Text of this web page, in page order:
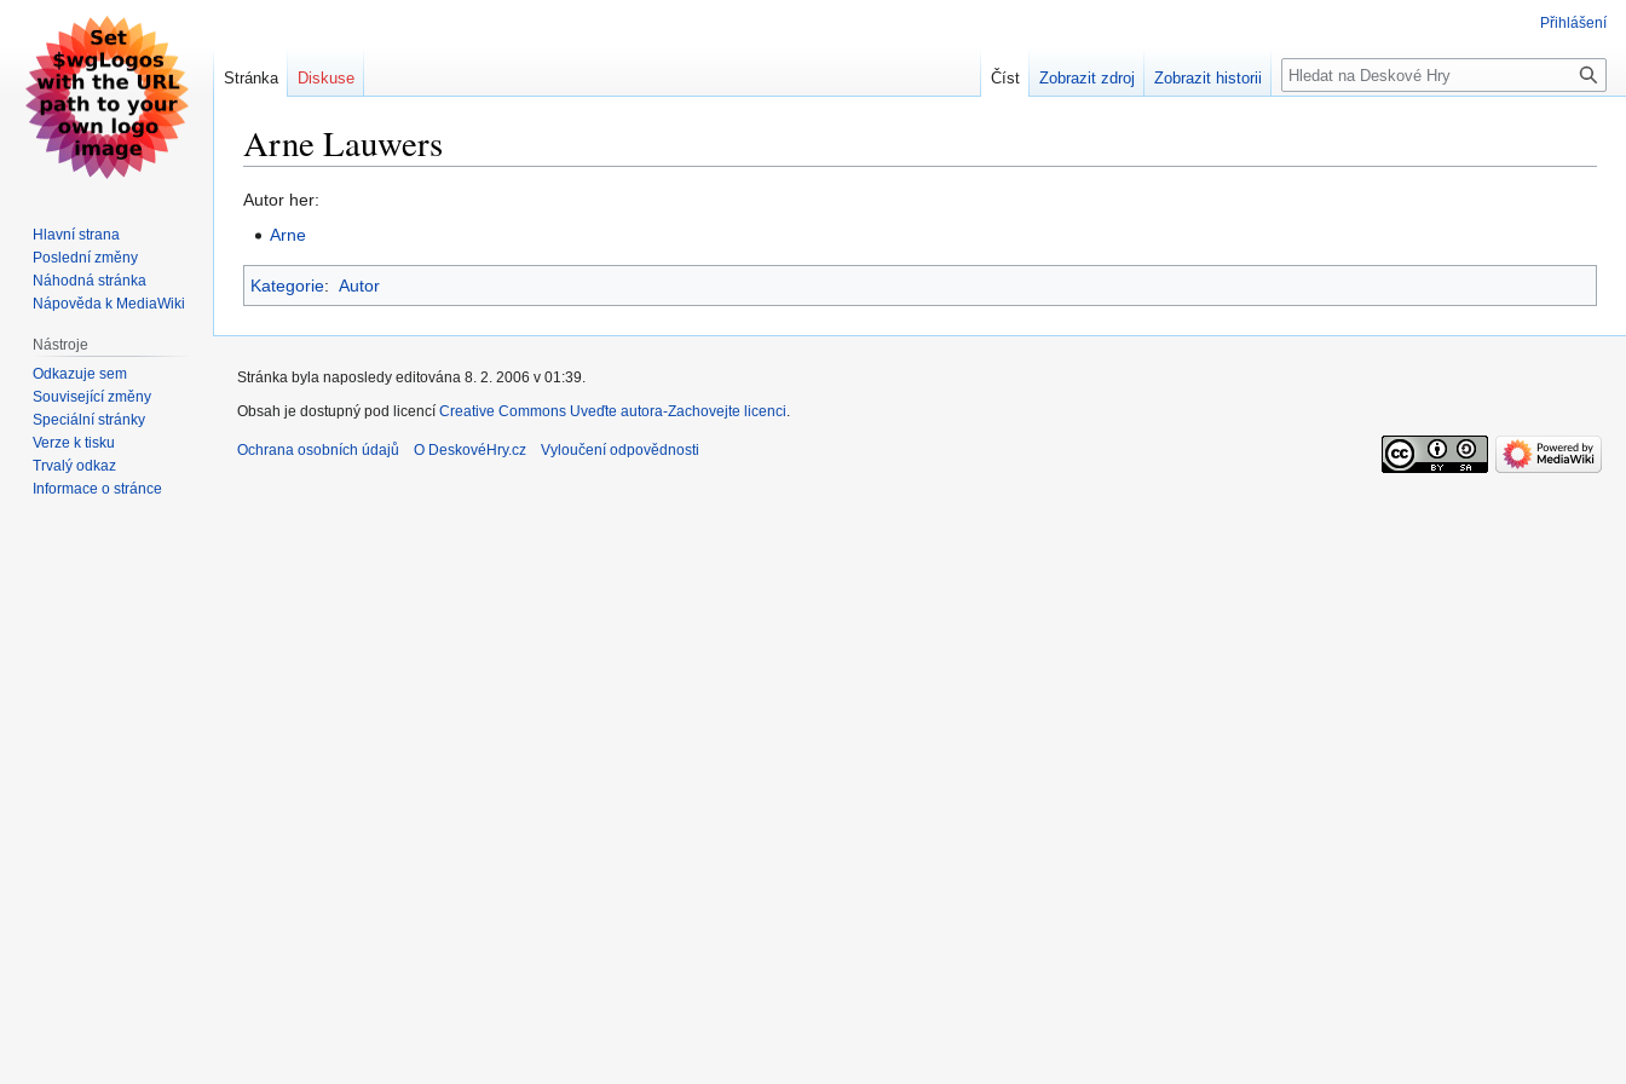
Arne Lauwers
Skočit
Skočit
Autor her:
Arne
Kategorie: Autor
Přihlášení
Stránka Diskuse Číst Zobrazit zdroj Zobrazit historii Hledat
Hlavní strana
Poslední změny
Náhodná stránka
Nápověda k MediaWiki
Nástroje
Odkazuje sem
Související změny
Speciální stránky
Verze k tisku
Trvalý odkaz
Informace o stránce
Stránka byla naposledy editována 8. 2. 2006 v 01:39.
Obsah je dostupný pod licencí Creative Commons Uveďte autora-Zachovejte licenci.
Ochrana osobních údajů O DeskovéHry.cz Vyloučení odpovědnosti